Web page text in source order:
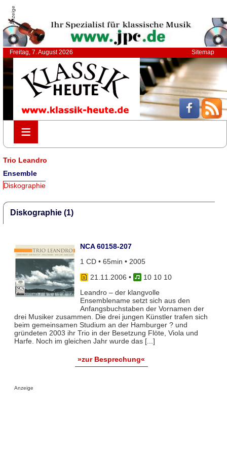
Anzeige
Freitag, 7. August 2026 Sitemap
≡
≡
Trio Leandro
Ensemble
Diskographie
Diskographie (1)
NCA 60158-207
1 CD • 65min • 2005
21.11.2006 •
10 10 10
Leandro – der klangvolle
Ensemblename setzt sich aus den
Anfangsbuchstaben der Vornamen der
drei Musiker zusammen. Die drei jungen Künstler trafen sich
beim gemeinsamen Studium an der Hamburger ? und
gründeten 2003 ihr Trio in der Besetzung Flöte, Viola und
Harfe. Noch im gleichen Jahr wurde das [...]
»zur Besprechung«
Anzeige